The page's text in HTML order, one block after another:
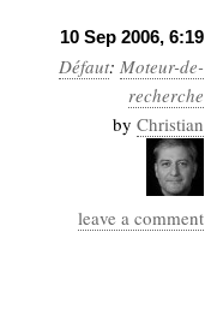
10 Sep 2006, 6:19
Défaut: Moteur-de-
recherche
by Christian
leave a comment
Computing
consulting contribution
Derrida Digital
Elections-
Présidentielles
enregistrement